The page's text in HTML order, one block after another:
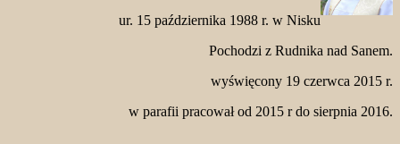
ur. 15 października 1988 r. w Nisku
Pochodzi z Rudnika nad Sanem.
wyświęcony 19 czerwca 2015 r.
w parafii pracował od 2015 r do sierpnia 2016.